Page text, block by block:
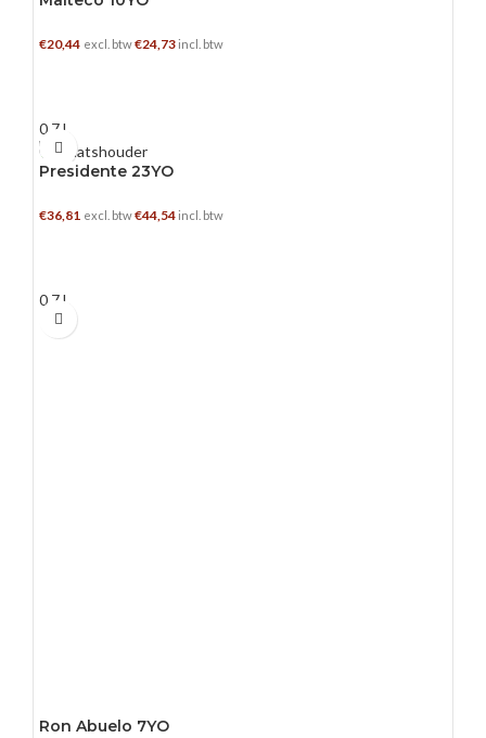
€20,44 excl. btw€24,73 incl. btw
0.7 L
Presidente 23YO
€36,81 excl. btw€44,54 incl. btw
0.7 L
Ron Abuelo 7YO